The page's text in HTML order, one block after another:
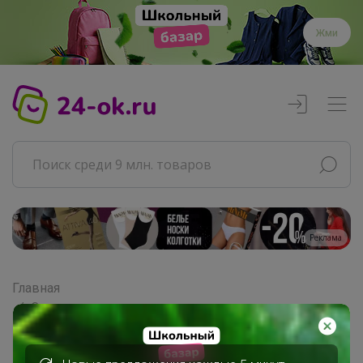
Жми
Реклама
Главная
Совместные покупки
Взрослые СП
Одежда для взрослых